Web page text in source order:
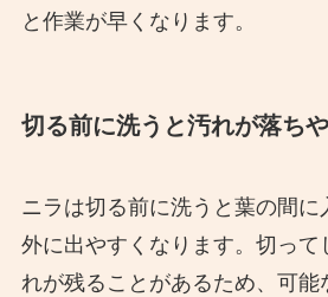
と作業が早くなります。
切る前に洗うと汚れが落ち
ニラは切る前に洗うと葉の間に
外に出やすくなります。切って
れが残ることがあるため、可能